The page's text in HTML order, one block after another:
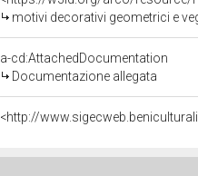
motivi decorativi geometrici e
a-cd:AttachedDocumentation
Documentazione allegata
<http://